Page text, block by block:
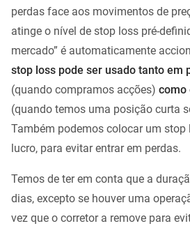
perdas face aos movimentos de
atinge o nível de stop loss pré-
mercado” é automaticamente
stop loss pode ser usado tanto em
(quando compramos acções) como
(quando temos uma posição curta
Também podemos colocar um stop
lucro, para evitar entrar em perdas.
Temos de ter em conta que a
dias, excepto se houver uma
vez que o corretor a remove para